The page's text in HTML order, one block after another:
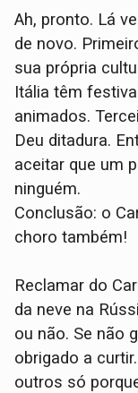
Ah, pronto. Lá
de novo.
sua própria
Itália têm
animados.
Deu ditadura.
aceitar que um
ninguém.
Conclusão: o
choro também!
Reclamar do
da neve na
ou não. Se não
obrigado a
outros só